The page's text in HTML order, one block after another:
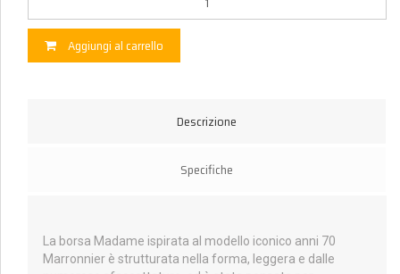
Aggiungi al carrello
Descrizione
Specifiche
La borsa Madame ispirata al modello iconico anni 70
Marronnier è strutturata nella forma, leggera e dalle